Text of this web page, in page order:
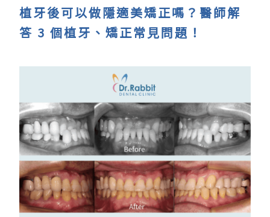
植牙後可以做隱適美矯正嗎？醫師解
答 3 個植牙、矯正常見問題！